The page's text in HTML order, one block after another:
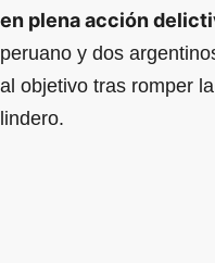
en plena acción
peruano y dos
al objetivo tras romper
lindero.